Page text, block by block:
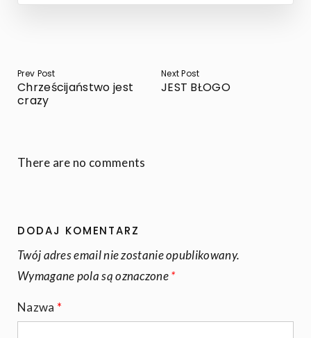
WPISU
Prev Post
Chrześcijaństwo jest
crazy
Next Post
JEST BŁOGO
There are no comments
DODAJ KOMENTARZ
Twój adres email nie zostanie opublikowany.
Wymagane pola są oznaczone*
Nazwa *